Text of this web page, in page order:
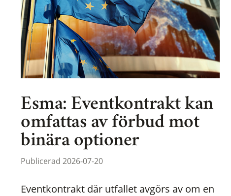
Esma: Eventkontrakt kan
omfattas av förbud mot
binära optioner
Publicerad 2026-07-20
Eventkontrakt där utfallet avgörs av om en